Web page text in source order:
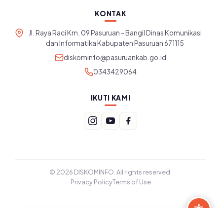
KONTAK
Jl. Raya Raci Km. 09 Pasuruan - Bangil Dinas Komunikasi
dan Informatika Kabupaten Pasuruan 671115
diskominfo@pasuruankab.go.id
0343429064
IKUTI KAMI
© 2026 DISKOMINFO. All rights reserved.
Privacy PolicyTerms of Use